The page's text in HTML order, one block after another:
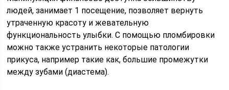
людей, занимает 1 посещение, позволяет вернуть
утраченную красоту и жевательную
функциональность улыбки. С помощью пломбировки
можно также устранить некоторые патологии
прикуса, например такие как, большие промежутки
между зубами (диастема).